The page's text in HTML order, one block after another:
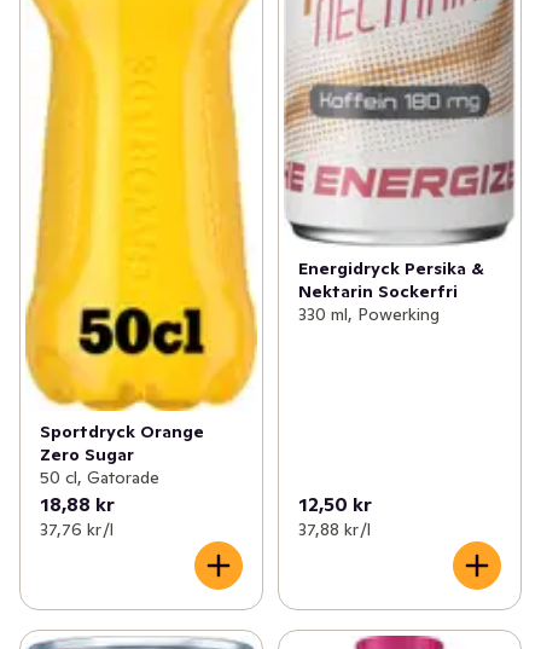
Sportdryck Orange
Zero Sugar
50 cl, Gatorade
18,88 kr
37,76 kr /l
Energidryck Persika &
Nektarin Sockerfri
330 ml, Powerking
12,50 kr
37,88 kr /l